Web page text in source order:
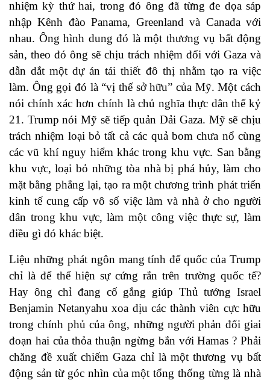
nhiệm kỳ thứ hai, trong đó ông đã từng đe dọa sáp
nhập Kênh đào Panama, Greenland và Canada với
nhau. Ông hình dung đó là một thương vụ bất động
sản, theo đó ông sẽ chịu trách nhiệm đối với Gaza và
dẫn dắt một dự án tái thiết đô thị nhằm tạo ra việc
làm. Ông gọi đó là “vị thế sở hữu” của Mỹ. Một cách
nói chính xác hơn chính là chủ nghĩa thực dân thế kỷ
21. Trump nói Mỹ sẽ tiếp quản Dải Gaza. Mỹ sẽ chịu
trách nhiệm loại bỏ tất cả các quả bom chưa nổ cùng
các vũ khí nguy hiểm khác trong khu vực. San bằng
khu vực, loại bỏ những tòa nhà bị phá hủy, làm cho
mặt bằng phẳng lại, tạo ra một chương trình phát triển
kinh tế cung cấp vô số việc làm và nhà ở cho người
dân trong khu vực, làm một công việc thực sự, làm
điều gì đó khác biệt.
Liệu những phát ngôn mang tính đế quốc của Trump
chỉ là để thể hiện sự cứng rắn trên trường quốc tế?
Hay ông chỉ đang cố gắng giúp Thủ tướng Israel
Benjamin Netanyahu xoa dịu các thành viên cực hữu
trong chính phủ của ông, những người phản đối giai
đoạn hai của thỏa thuận ngừng bắn với Hamas ? Phải
chăng đề xuất chiếm Gaza chỉ là một thương vụ bất
động sản từ góc nhìn của một tổng thống từng là nhà